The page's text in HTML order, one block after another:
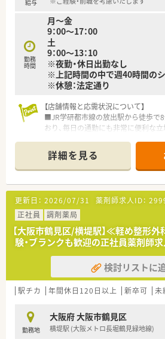
給与
勤務
時間
月～金
9：00～17：00
土
9：00～13：10
※夜勤・休日出勤なし
※上記時間の中で週40時間の
※休憩：法定通り
【店舗情報と応需状況について】
■JR学研都市線の放出駅から徒歩で
おり、毎日の通勤にも非常に便利な立
科、整形外科、脳神経外科、皮膚科と
■薬剤師の勤務体制は基本的に常勤1
は欠員補充のため責任者候補を急ぎ
【法人特徴について】
■1961年の創立から60年以上の歴史
族的な雰囲気の中でトータルケアを提
■質の高い医療の提供を使命とし、患
のある医療と、人権尊重を基盤とし
■約50床の病床を有し、入院からリハ
している在宅医療までを一貫して支
【求人情報について】
■給与は年収450万円から650万円の
長候補としての採用となるため、高
アップを図りたい方にとって最適な募
■転勤の心配がないため、一つの場
詳細を見る
更新日： 2026/07/31 薬剤師求人ID：
正社員
調剤薬局
【大阪市鶴見区/横堤駅】≪軽め整形
験・ブランクも歓迎の正社員薬剤師求
検討リストに
駅チカ 年間休日120日以上 新卒可 未
勤務地
大阪府 大阪市鶴見区
横堤駅 (大阪メトロ長堀鶴見緑地線)